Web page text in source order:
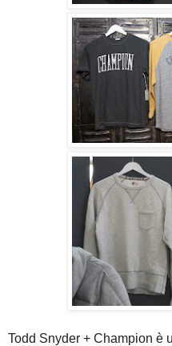
Todd Snyder + Champion è